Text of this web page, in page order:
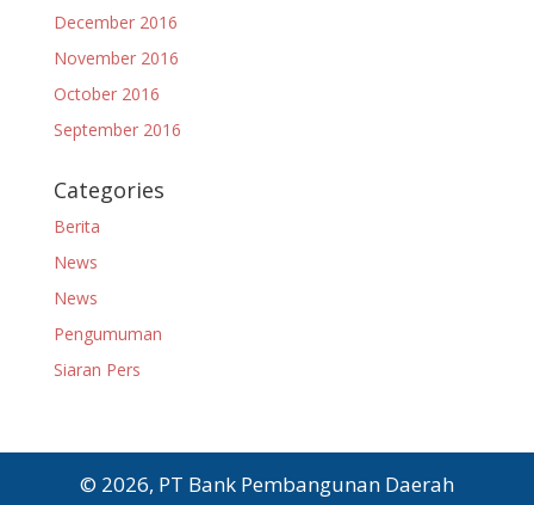
December 2016
November 2016
October 2016
September 2016
Categories
Berita
News
News
Pengumuman
Siaran Pers
© 2026, PT Bank Pembangunan Daerah